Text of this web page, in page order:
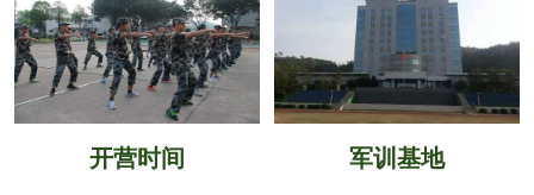
开营时间 军训基地